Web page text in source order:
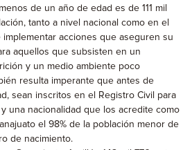
de un año de edad es de 111 mil
tanto a nivel nacional como en el
acciones que aseguren su
aquellos que subsisten en un
y un medio ambiente poco
resulta imperante que antes de
sean inscritos en el Registro Civil para
una nacionalidad que los acredite como
el 98% de la población menor de
de nacimiento.